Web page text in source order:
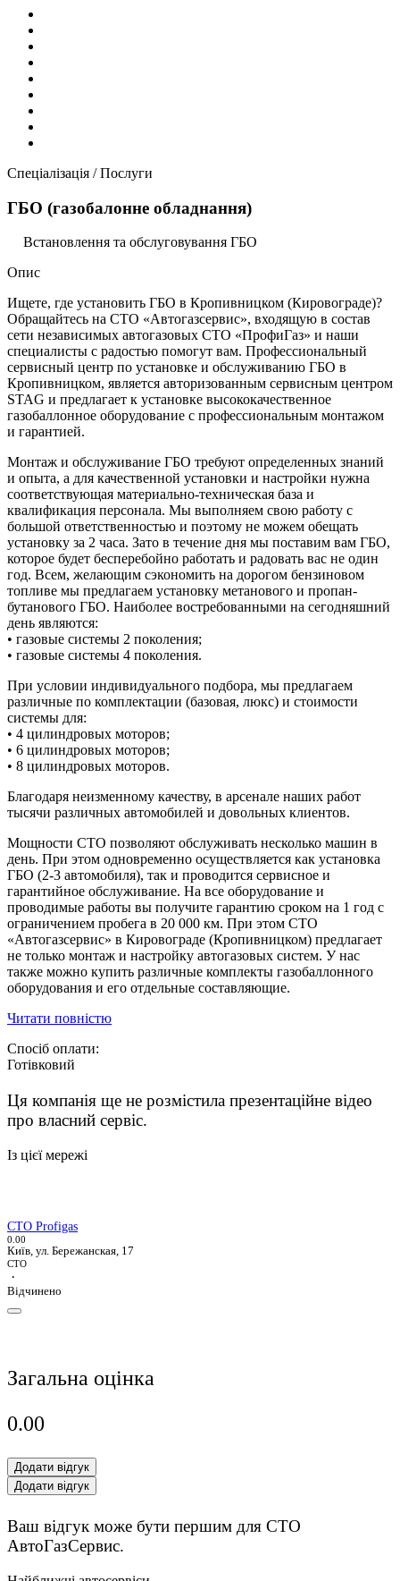
Спеціалізація / Послуги
ГБО (газобалонне обладнання)
Встановлення та обслуговування ГБО
Опис
Ищете, где установить ГБО в Кропивницком (Кировограде)?
Обращайтесь на СТО «Автогазсервис», входящую в состав
сети независимых автогазовых СТО «ПрофиГаз» и наши
специалисты с радостью помогут вам. Профессиональный
сервисный центр по установке и обслуживанию ГБО в
Кропивницком, является авторизованным сервисным центром
STAG и предлагает к установке высококачественное
газобаллонное оборудование с профессиональным монтажом
и гарантией.
Монтаж и обслуживание ГБО требуют определенных знаний
и опыта, а для качественной установки и настройки нужна
соответствующая материально-техническая база и
квалификация персонала. Мы выполняем свою работу с
большой ответственностью и поэтому не можем обещать
установку за 2 часа. Зато в течение дня мы поставим вам ГБО,
которое будет бесперебойно работать и радовать вас не один
год. Всем, желающим сэкономить на дорогом бензиновом
топливе мы предлагаем установку метанового и пропан-
бутанового ГБО. Наиболее востребованными на сегодняшний
день являются:
• газовые системы 2 поколения;
• газовые системы 4 поколения.
При условии индивидуального подбора, мы предлагаем
различные по комплектации (базовая, люкс) и стоимости
системы для:
• 4 цилиндровых моторов;
• 6 цилиндровых моторов;
• 8 цилиндровых моторов.
Благодаря неизменному качеству, в арсенале наших работ
тысячи различных автомобилей и довольных клиентов.
Мощности СТО позволяют обслуживать несколько машин в
день. При этом одновременно осуществляется как установка
ГБО (2-3 автомобиля), так и проводится сервисное и
гарантийное обслуживание. На все оборудование и
проводимые работы вы получите гарантию сроком на 1 год с
ограничением пробега в 20 000 км. При этом СТО
«Автогазсервис» в Кировограде (Кропивницком) предлагает
не только монтаж и настройку автогазовых систем. У нас
также можно купить различные комплекты газобаллонного
оборудования и его отдельные составляющие.
Читати повністю
Спосіб оплати:
Готівковий
Ця компанія ще не розмістила презентаційне відео
про власний сервіс.
Із цієї мережі
СТО Profigas
0.00
Київ, ул. Бережанская, 17
СТО
·
Відчинено
Загальна оцінка
0.00
Додати відгук
Додати відгук
Ваш відгук може бути першим для СТО
АвтоГазСервис.